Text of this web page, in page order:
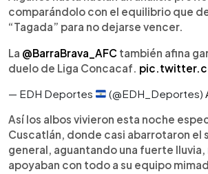
comparándolo con el equilibrio que
“Tagada” para no dejarse vencer.
La @BarraBrava_AFC también afina
duelo de Liga Concacaf.
— EDH Deportes
(@EDH_Deportes)
Así los albos vivieron esta noche
Cuscatlán, donde casi abarrotaron el
general, aguantando una fuerte
apoyaban con todo a su equipo